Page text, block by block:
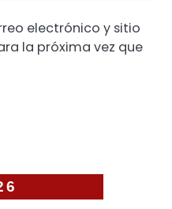
electrónico y sitio
la próxima vez que